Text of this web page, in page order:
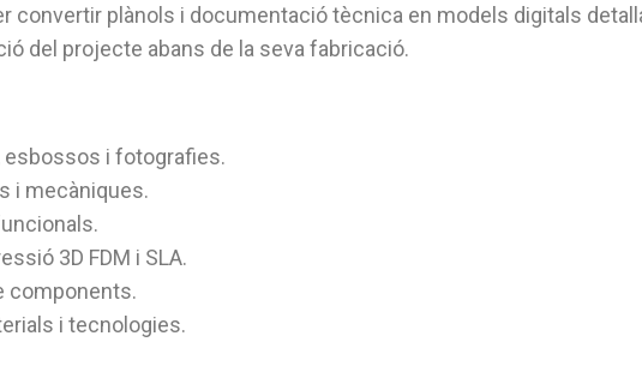
convertir plànols i documentació tècnica en models digitals
del projecte abans de la seva fabricació.
esbossos i fotografies.
i mecàniques.
3D FDM i SLA.
components.
i tecnologies.